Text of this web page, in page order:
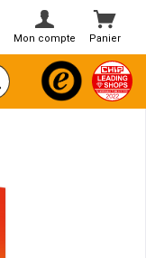
Panier
Mon compte